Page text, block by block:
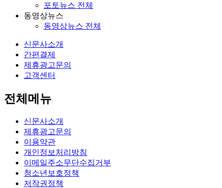
포토뉴스 전체
동영상뉴스
동영상뉴스 전체
신문사소개
간편결제
제휴광고문의
고객센터
전체메뉴
신문사소개
제휴광고문의
이용약관
개인정보처리방침
이메일주소무단수집거부
청소년보호정책
저작권정책